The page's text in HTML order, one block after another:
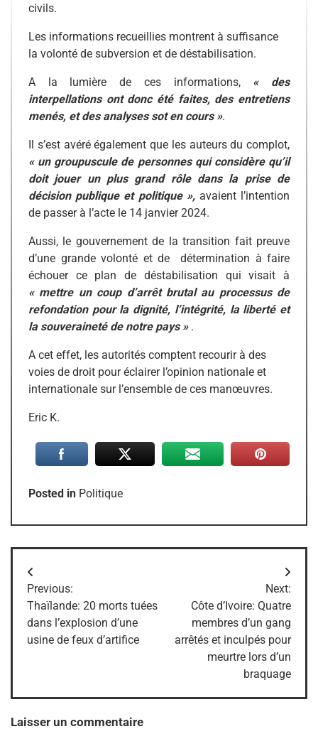
civils.
Les informations recueillies montrent à suffisance
la volonté de subversion et de déstabilisation.
A la lumière de ces informations, « des
interpellations ont donc été faites, des entretiens
menés, et des analyses sot en cours ».
Il s’est avéré également que les auteurs du complot,
« un groupuscule de personnes qui considère qu’il
doit jouer un plus grand rôle dans la prise de
décision publique et politique », avaient l’intention
de passer à l’acte le 14 janvier 2024.
Aussi, le gouvernement de la transition fait preuve
d’une grande volonté et de détermination à faire
échouer ce plan de déstabilisation qui visait à
« mettre un coup d’arrêt brutal au processus de
refondation pour la dignité, l’intégrité, la liberté et
la souveraineté de notre pays ».
A cet effet, les autorités comptent recourir à des
voies de droit pour éclairer l’opinion nationale et
internationale sur l’ensemble de ces manœuvres.
Eric K.
Posted in Politique
Navigation
de
l’article
Previous:
Thaïlande: 20 morts tuées
dans l’explosion d’une
usine de feux d’artifice
Next:
Côte d’Ivoire: Quatre
membres d’un gang
arrêtés et inculpés pour
meurtre lors d’un
braquage
Laisser un commentaire